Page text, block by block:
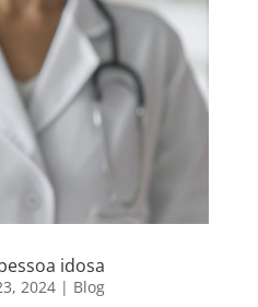
idosa
2024| Blog